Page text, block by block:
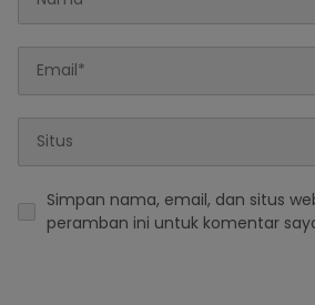
Simpan nama, email, dan situs
peramban ini untuk komentar